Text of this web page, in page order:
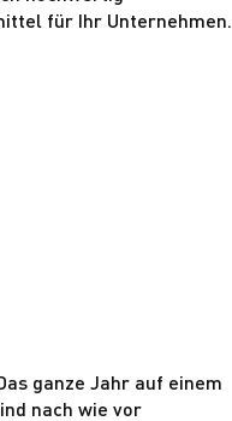
für Ihr Unternehmen.
ganze Jahr auf einem
nach wie vor